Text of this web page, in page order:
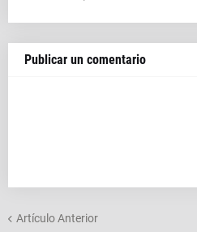
Publicar un comentario
Artículo Anterior